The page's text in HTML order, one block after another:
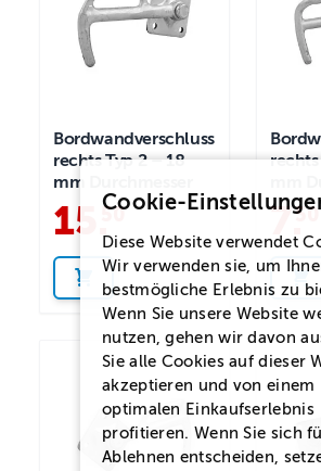
Bordwandverschluss
rechts Typ 2 – 18
mm Durchmesser
15 .50
rechts
mm
7.50
Cookie-
Diese Website verwendet
Wir verwenden sie, um
bestmögliche Erlebnis zu
Wenn Sie unsere Website
nutzen, gehen wir davon
Sie alle Cookies auf dieser
akzeptieren und von einem
optimalen Einkaufserlebnis
profitieren. Wenn Sie sich
Ablehnen entscheiden,